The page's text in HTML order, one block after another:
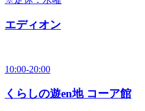
エディオン
10:00-20:00
くらしの遊en地 コーア館